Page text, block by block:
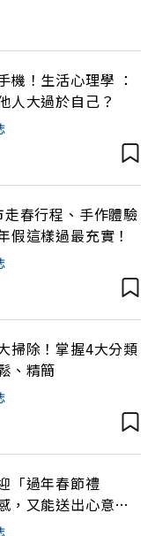
機！生活心理學 ：
人大過於自己？
春行程、手作體驗
假這樣過最充實！
掃除！掌握4大分類
、精簡
「過年春節禮
，又能送出心意、